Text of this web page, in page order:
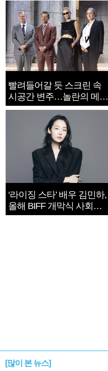
빨려들어갈 듯 스크린 속
시공간 변주…놀란의 메시
지는 ‘전쟁 속죄’
‘라이징 스타’ 배우 김민하,
올해 BIFF 개막식 사회자
확정
[많이 본 뉴스]